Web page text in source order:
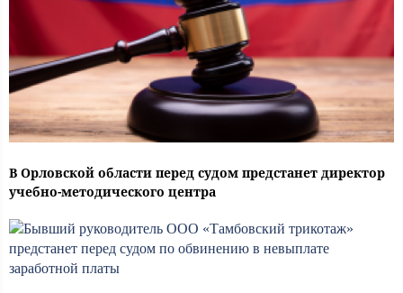
В Орловской области перед судом предстанет директор
учебно-методического центра